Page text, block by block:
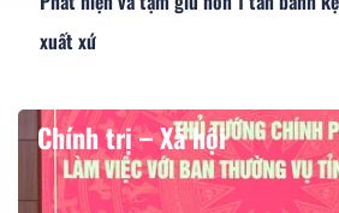
xuất xứ
Chính trị – Xã hội